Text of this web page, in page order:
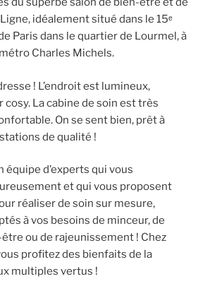
idéalement situé dans le 15ᵉ
Paris dans le quartier de Lourmel, à
Charles Michels.
! L’endroit est lumineux,
cosy. La cabine de soin est très
On se sent bien, prêt à
de qualité !
équipe d’experts qui vous
et qui vous proposent
réaliser de soin sur mesure,
à vos besoins de minceur, de
ou de rajeunissement ! Chez
profitez des bienfaits de la
multiples vertus !